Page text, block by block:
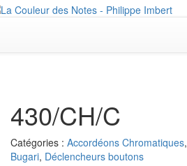
430/CH/C
Catégories : Accordéons Chromatiques,
Bugari, Déclencheurs boutons